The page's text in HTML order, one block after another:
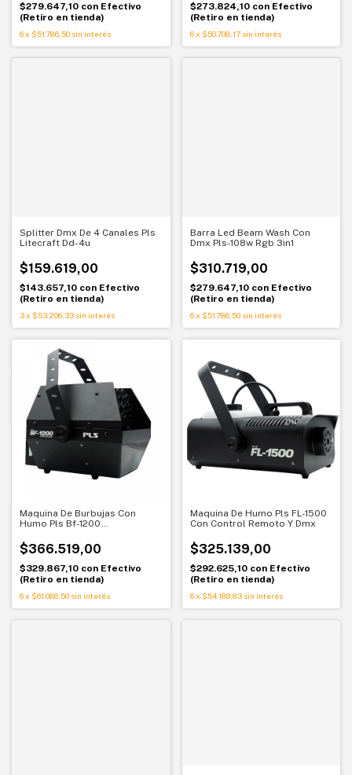
$279.647,10 con Efectivo
(Retiro en tienda)
6x $51.786,50 sin interés
$273.824,10 con Efectivo
(Retiro en tienda)
6 x $50.708,17 sin interés
Splitter Dmx De 4 Canales Pls
Litecraft Dd-4u
$159.619,00
$143.657,10 con Efectivo
(Retiro en tienda)
3x $53.206,33 sin interés
Barra Led Beam Wash Con
Dmx Pls-108w Rgb 3in1
$310.719,00
$279.647,10 con Efectivo
(Retiro en tienda)
6 x $51.786,50 sin interés
Maquina De Burbujas Con
Humo Pls Bf-1200
remoto
$366.519,00
$329.867,10 con Efectivo
(Retiro en tienda)
6x $61.086,50 sin interés
Maquina De Humo Pls FL-1500
Con Control Remoto Y Dmx
$325.139,00
$292.625,10 con Efectivo
(Retiro en tienda)
6 x $54.189,83 sin interés